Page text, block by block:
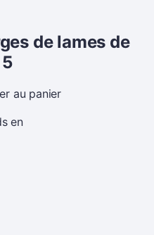
de lames de
au panier